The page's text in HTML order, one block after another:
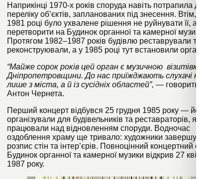
Наприкінці 1970-х років споруда навіть потрапила до
переліку об’єктів, запланованих під знесення. Втім, у
1981 році було ухвалене рішення не руйнувати її, а
перетворити на Будинок органної та камерної музики.
Протягом 1982–1987 років будівлю реставрували та
реконструювали, а у 1985 році тут встановили орган.
“Майже сорок років цей орган є музичною візитівкою
Дніпропетровщини. До нас приїжджають слухачі не
лише з міста, а й із сусідніх областей”, — говорить
Антон Чернета.
Перший концерт відбувся 25 грудня 1985 року — його
організували для будівельників та реставраторів, які
працювали над відновленням споруди. Водночас
оздоблення храму ще тривало: художники завершували
розпис стін та інтер’єрів. Повноцінний концертний сезон
Будинок органної та камерної музики відкрив 27 квітня
1987 року.